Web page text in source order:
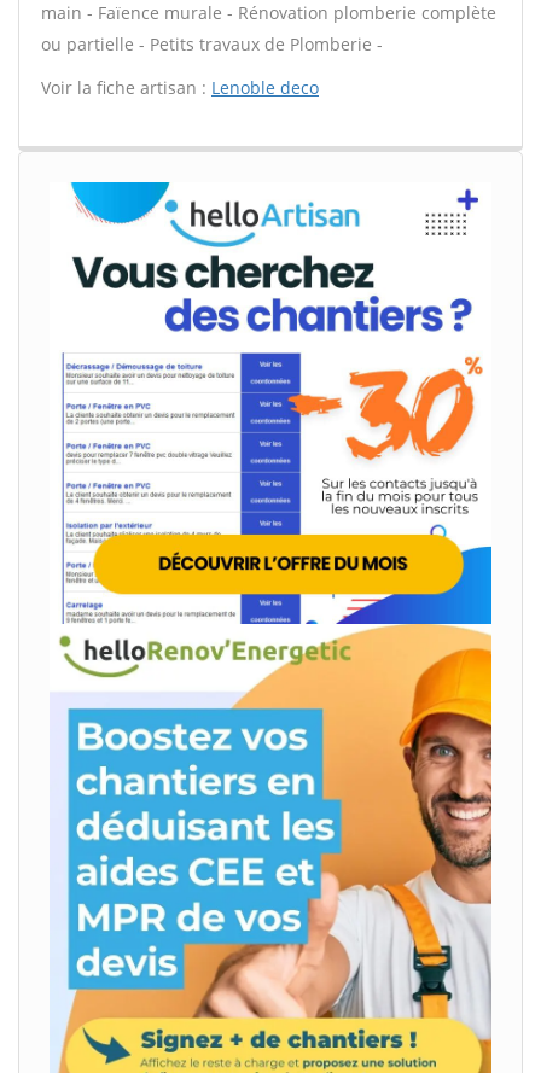
main - Faïence murale - Rénovation plomberie complète
ou partielle - Petits travaux de Plomberie -
Voir la fiche artisan : Lenoble deco